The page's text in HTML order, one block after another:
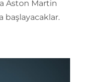
Aston Martin
başlayacaklar.